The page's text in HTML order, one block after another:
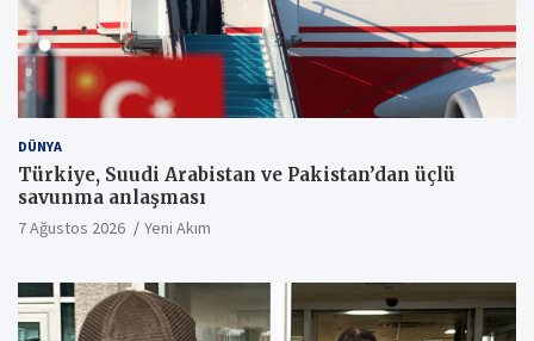
DÜNYA
Türkiye, Suudi Arabistan ve Pakistan’dan üçlü
savunma anlaşması
7 Ağustos 2026 Yeni Akım